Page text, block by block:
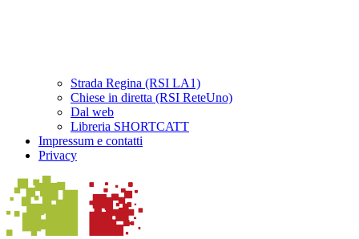
Strada Regina (RSI LA1)
Chiese in diretta (RSI ReteUno)
Dal web
Libreria SHORTCATT
Impressum e contatti
Privacy